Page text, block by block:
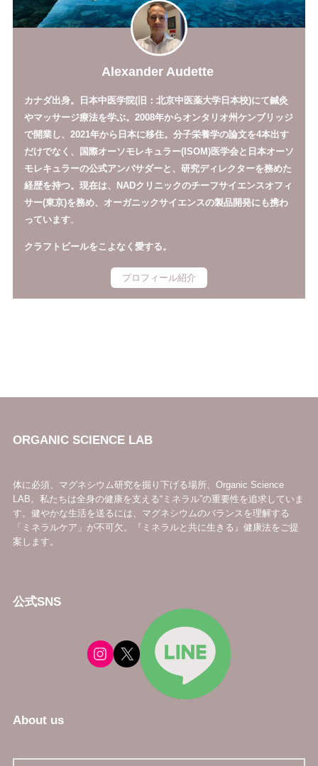
Alexander Audette
カナダ出身。日本中医学院(旧：北京中医薬大学日本校)にて鍼灸
やマッサージ療法を学ぶ。2008年からオンタリオ州ケンブリッジ
で開業し、2021年から日本に移住。分子栄養学の論文を4本出す
だけでなく、国際オーソモレキュラー(ISOM)医学会と日本オーソ
モレキュラーの公式アンバサダーと、研究ディレクターを務めた
経歴を持つ。現在は、NADクリニックのチーフサイエンスオフィ
サー(東京)を務め、オーガニックサイエンスの製品開発にも携わ
っています。
クラフトビールをこよなく愛する。
プロフィール紹介
ORGANIC SCIENCE LAB
体に必須、マグネシウム研究を掘り下げる場所、Organic Science
LAB。私たちは全身の健康を支える“ミネラル”の重要性を追求していま
す。健やかな生活を送るには、マグネシウムのバランスを理解する
「ミネラルケア」が不可欠。『ミネラルと共に生きる』健康法をご提
案します。
公式SNS
About us